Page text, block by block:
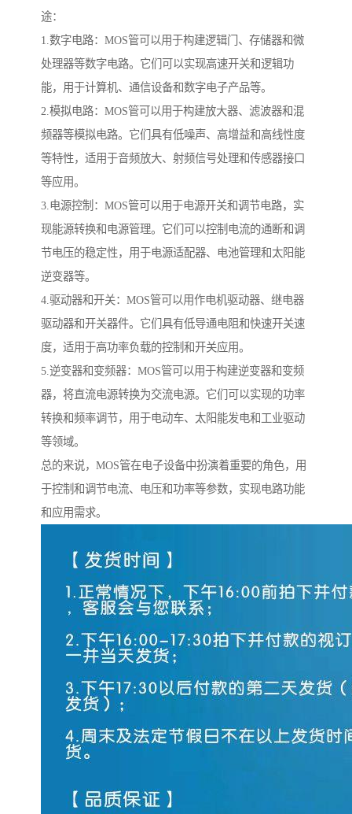
途：
1.数字电路：MOS管可以用于构建逻辑门、存储器和微
处理器等数字电路。它们可以实现高速开关和逻辑功
能，用于计算机、通信设备和数字电子产品等。
2.模拟电路：MOS管可以用于构建放大器、滤波器和混
频器等模拟电路。它们具有低噪声、高增益和高线性度
等特性，适用于音频放大、射频信号处理和传感器接口
等应用。
3.电源控制：MOS管可以用于电源开关和调节电路，实
现能源转换和电源管理。它们可以控制电流的通断和调
节电压的稳定性，用于电源适配器、电池管理和太阳能
逆变器等。
4.驱动器和开关：MOS管可以用作电机驱动器、继电器
驱动器和开关器件。它们具有低导通电阻和快速开关速
度，适用于高功率负载的控制和开关应用。
5.逆变器和变频器：MOS管可以用于构建逆变器和变频
器，将直流电源转换为交流电源。它们可以实现的功率
转换和频率调节，用于电动车、太阳能发电和工业驱动
等领域。
总的来说，MOS管在电子设备中扮演着重要的角色，用
于控制和调节电流、电压和功率等参数，实现电路功能
和应用需求。